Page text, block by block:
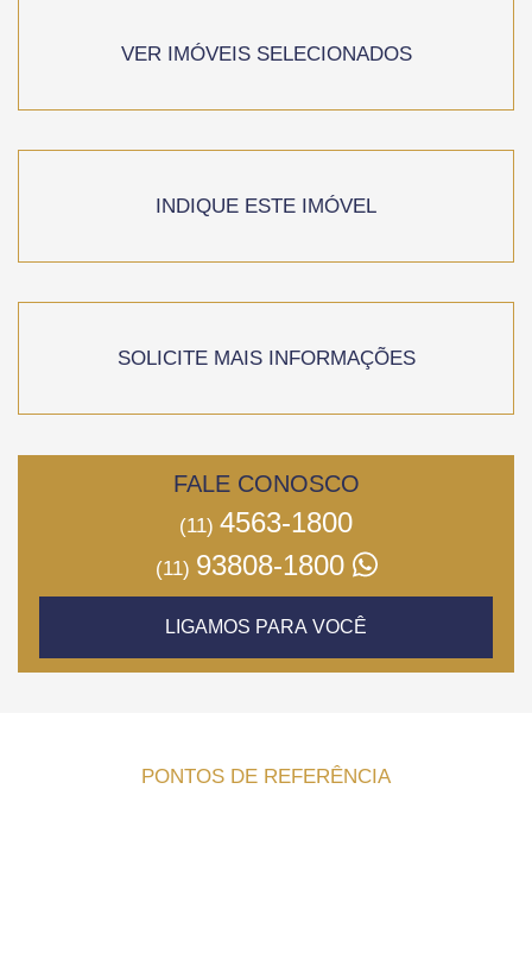
VER IMÓVEIS SELECIONADOS
INDIQUE ESTE IMÓVEL
SOLICITE MAIS INFORMAÇÕES
FALE CONOSCO
(11) 4563-1800
(11) 93808-1800
LIGAMOS PARA VOCÊ
PONTOS DE REFERÊNCIA